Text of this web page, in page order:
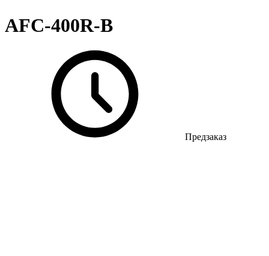
AFC-400R-B
Предзаказ